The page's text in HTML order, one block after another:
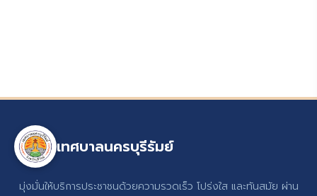
เทศบาลนครบุรีรัมย์
มุ่งมั่นให้บริการประชาชนด้วยความรวดเร็ว โปร่งใส และทันสมัย ผ่าน